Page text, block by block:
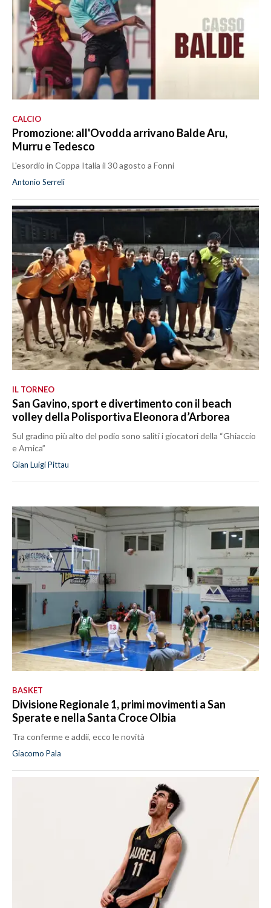
CALCIO
Promozione: all'Ovodda arrivano Balde Aru,
Murru e Tedesco
L'esordio in Coppa Italia il 30 agosto a Fonni
Antonio Serreli
IL TORNEO
San Gavino, sport e divertimento con il beach
volley della Polisportiva Eleonora d’Arborea
Sul gradino più alto del podio sono saliti i giocatori della “Ghiaccio
e Arnica”
Gian Luigi Pittau
BASKET
Divisione Regionale 1, primi movimenti a San
Sperate e nella Santa Croce Olbia
Tra conferme e addii, ecco le novità
Giacomo Pala